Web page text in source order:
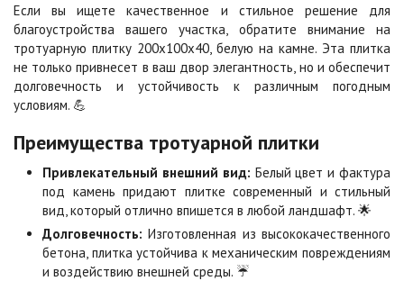
Клинкер
1 040 ₽/м
Конго
1 040 ₽/м
Коричневая
Красная
Листопад
1 040 ₽/м 2
Меланж
1 040 ₽/м2
Если вы ищете качественное и стильное решение для
благоустройства вашего участка, обратите внимание на
тротуарную плитку 200х100х40, белую на камне. Эта плитка
не только привнесет в ваш двор элегантность, но и обеспечит
долговечность и устойчивость к различным погодным
условиям. 💪
Преимущества тротуарной плитки
Привлекательный внешний вид: Белый цвет и фактура
под камень придают плитке современный и стильный
вид, который отлично впишется в любой ландшафт. 🌟
Долговечность: Изготовленная из высококачественного
бетона, плитка устойчива к механическим повреждениям
и воздействию внешней среды. ☔